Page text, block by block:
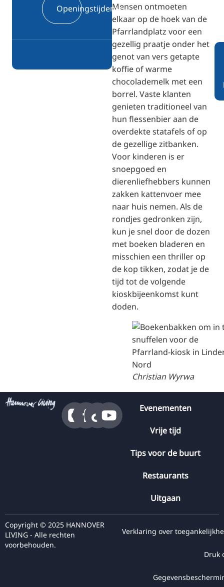
Mensen ontmoeten
elkaar op de hoek van de
Pfarrlandplatz voor een
gezellig praatje onder het
genot van vers getapte
koffie of warme
chocolademelk met een
borrel. Vaste klanten
genieten traditioneel van
hun flessenbier aan de
overdekte statafels of op
de gezellige zitbanken.
Voor kinderen is er
snoepgoed en
dierenliefhebbers kunnen
zakken kattenvoer mee
naar huis nemen. Als de
rondjes gedronken zijn,
kun je snel door de dozen
met boeken bladeren en
misschien een thriller op
de kop tikken, zodat je de
tijd tot de volgende
kioskbijeenkomst kunt
doden.
Christian Wyrwa
Openingstijden
Evenementen
Vrije tijd
Tips voor de buurt
Restaurants
Uitgaan
Copyright © 2025 HANNOVER
LIVING - Alle rechten
voorbehouden.
Verklaring over
Druk